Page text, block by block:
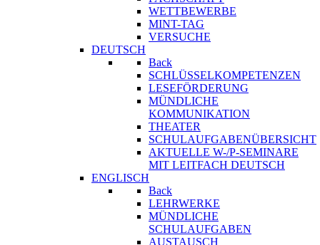
WETTBEWERBE
MINT-TAG
VERSUCHE
DEUTSCH
Back
SCHLÜSSELKOMPETENZEN
LESEFÖRDERUNG
MÜNDLICHE
KOMMUNIKATION
THEATER
SCHULAUFGABENÜBERSICHT
AKTUELLE W-/P-SEMINARE
MIT LEITFACH DEUTSCH
ENGLISCH
Back
LEHRWERKE
MÜNDLICHE
SCHULAUFGABEN
AUSTAUSCH